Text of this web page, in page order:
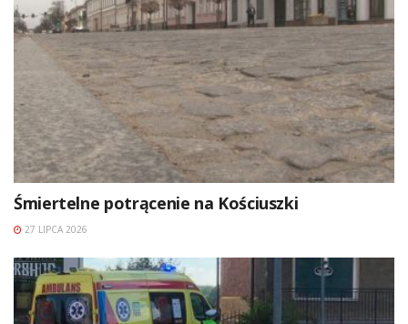
Śmiertelne potrącenie na Kościuszki
27 LIPCA 2026